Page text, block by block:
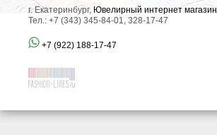
г. Екатеринбург, Ювелирный интернет магазин
Тел.: +7 (343) 345-84-01, 328-17-47
+7 (922) 188-17-47